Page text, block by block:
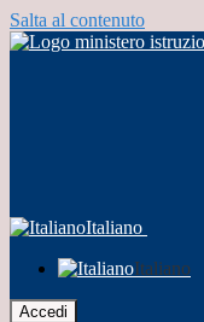
Salta al contenuto
Italiano
Italiano
Accedi